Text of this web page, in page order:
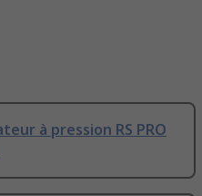
à pression RS PRO